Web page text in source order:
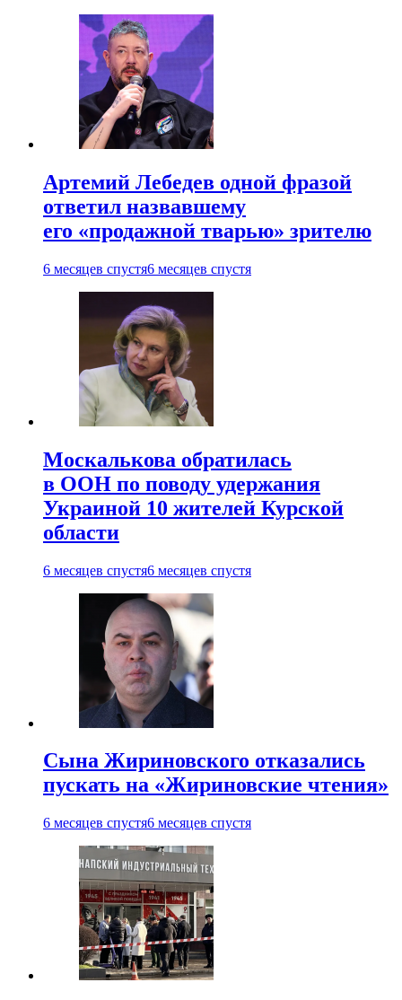
Артемий Лебедев одной фразой
ответил назвавшему
его «продажной тварью» зрителю
6 месяцев спустя6 месяцев спустя
Москалькова обратилась
в ООН по поводу удержания
Украиной 10 жителей Курской
области
6 месяцев спустя6 месяцев спустя
Сына Жириновского отказались
пускать на «Жириновские чтения»
6 месяцев спустя6 месяцев спустя